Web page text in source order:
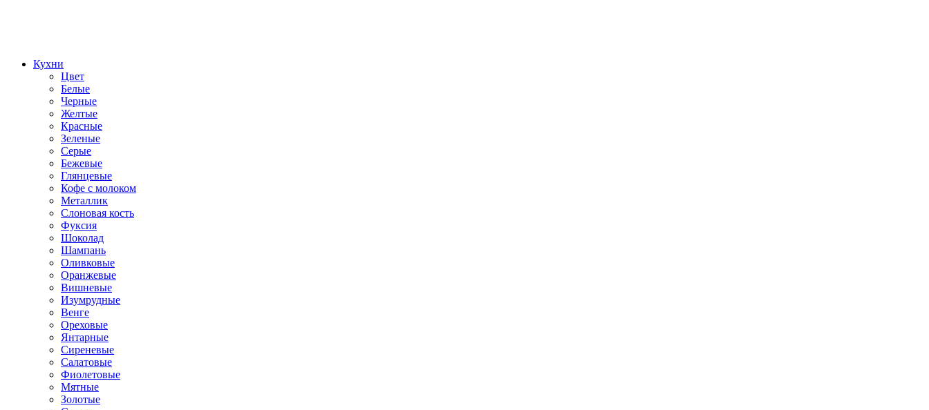
Кухни
Цвет
Белые
Черные
Желтые
Красные
Зеленые
Серые
Бежевые
Глянцевые
Кофе с молоком
Металлик
Слоновая кость
Фуксия
Шоколад
Шампань
Оливковые
Оранжевые
Вишневые
Изумрудные
Венге
Ореховые
Янтарные
Сиреневые
Салатовые
Фиолетовые
Мятные
Золотые